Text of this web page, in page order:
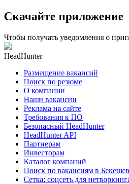
Скачайте приложение
Чтобы получать уведомления о
HeadHunter
Размещение вакансий
Поиск по резюме
О компании
Наши вакансии
Реклама на сайте
Требования к ПО
Безопасный HeadHunter
HeadHunter API
Партнерам
Инвесторам
Каталог компаний
Поиск по вакансиям в
Сетка: соцсеть для